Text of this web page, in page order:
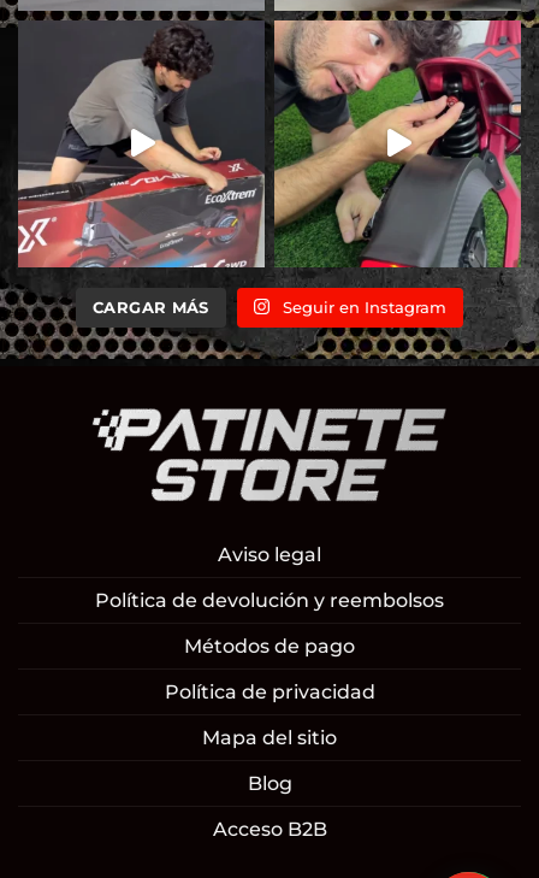
CARGAR MÁS Seguir en Instagram
Aviso legal
Política de devolución y reembolsos
Métodos de pago
Política de privacidad
Mapa del sitio
Blog
Acceso B2B